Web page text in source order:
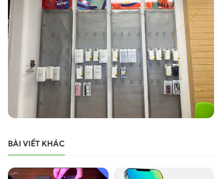
BÀI VIẾT KHÁC